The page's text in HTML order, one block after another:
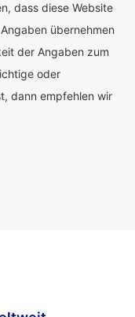
dass diese Website
übernehmen
der Angaben zum
oder
dann empfehlen wir